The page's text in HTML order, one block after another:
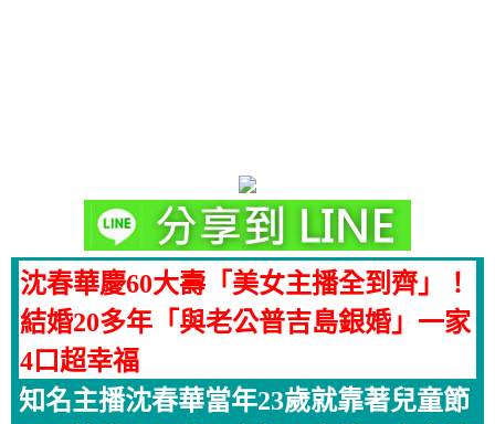
沈春華慶60大壽「美女主播全到齊」！
結婚20多年「與老公普吉島銀婚」一家
4口超幸福
知名主播沈春華當年23歲就靠著兒童節